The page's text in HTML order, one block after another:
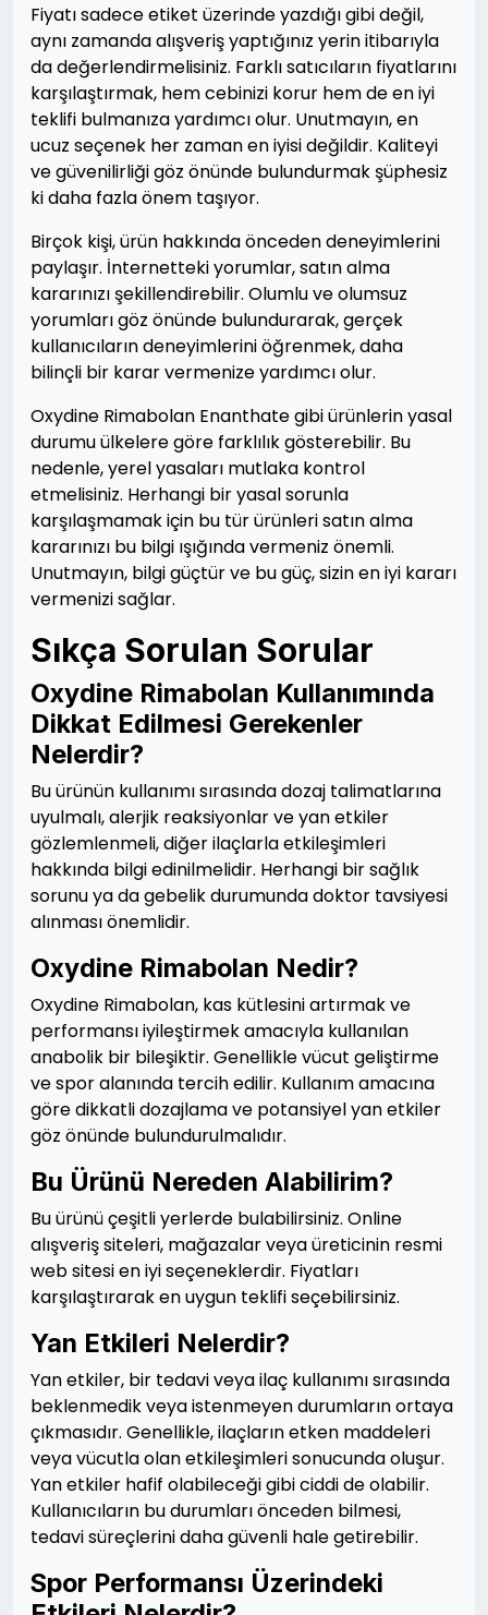
Fiyatı sadece etiket üzerinde yazdığı gibi değil,
aynı zamanda alışveriş yaptığınız yerin itibarıyla
da değerlendirmelisiniz. Farklı satıcıların fiyatlarını
karşılaştırmak, hem cebinizi korur hem de en iyi
teklifi bulmanıza yardımcı olur. Unutmayın, en
ucuz seçenek her zaman en iyisi değildir. Kaliteyi
ve güvenilirliği göz önünde bulundurmak şüphesiz
ki daha fazla önem taşıyor.
Birçok kişi, ürün hakkında önceden deneyimlerini
paylaşır. İnternetteki yorumlar, satın alma
kararınızı şekillendirebilir. Olumlu ve olumsuz
yorumları göz önünde bulundurarak, gerçek
kullanıcıların deneyimlerini öğrenmek, daha
bilinçli bir karar vermenize yardımcı olur.
Oxydine Rimabolan Enanthate gibi ürünlerin yasal
durumu ülkelere göre farklılık gösterebilir. Bu
nedenle, yerel yasaları mutlaka kontrol
etmelisiniz. Herhangi bir yasal sorunla
karşılaşmamak için bu tür ürünleri satın alma
kararınızı bu bilgi ışığında vermeniz önemli.
Unutmayın, bilgi güçtür ve bu güç, sizin en iyi kararı
vermenizi sağlar.
Sıkça Sorulan Sorular
Oxydine Rimabolan Kullanımında
Dikkat Edilmesi Gerekenler
Nelerdir?
Bu ürünün kullanımı sırasında dozaj talimatlarına
uyulmalı, alerjik reaksiyonlar ve yan etkiler
gözlemlenmeli, diğer ilaçlarla etkileşimleri
hakkında bilgi edinilmelidir. Herhangi bir sağlık
sorunu ya da gebelik durumunda doktor tavsiyesi
alınması önemlidir.
Oxydine Rimabolan Nedir?
Oxydine Rimabolan, kas kütlesini artırmak ve
performansı iyileştirmek amacıyla kullanılan
anabolik bir bileşiktir. Genellikle vücut geliştirme
ve spor alanında tercih edilir. Kullanım amacına
göre dikkatli dozajlama ve potansiyel yan etkiler
göz önünde bulundurulmalıdır.
Bu Ürünü Nereden Alabilirim?
Bu ürünü çeşitli yerlerde bulabilirsiniz. Online
alışveriş siteleri, mağazalar veya üreticinin resmi
web sitesi en iyi seçeneklerdir. Fiyatları
karşılaştırarak en uygun teklifi seçebilirsiniz.
Yan Etkileri Nelerdir?
Yan etkiler, bir tedavi veya ilaç kullanımı sırasında
beklenmedik veya istenmeyen durumların ortaya
çıkmasıdır. Genellikle, ilaçların etken maddeleri
veya vücutla olan etkileşimleri sonucunda oluşur.
Yan etkiler hafif olabileceği gibi ciddi de olabilir.
Kullanıcıların bu durumları önceden bilmesi,
tedavi süreçlerini daha güvenli hale getirebilir.
Spor Performansı Üzerindeki